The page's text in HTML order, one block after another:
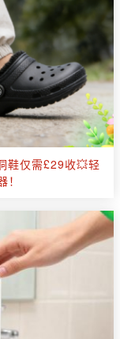
鞋仅需£29收💥轻